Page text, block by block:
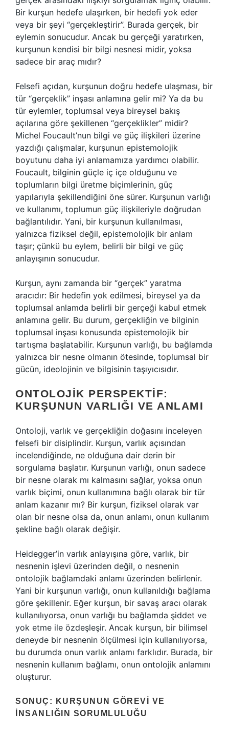
Bir kurşun hedefe ulaşırken, bir hedefi yok eder
veya bir şeyi “gerçekleştirir”. Burada gerçek, bir
eylemin sonucudur. Ancak bu gerçeği yaratırken,
kurşunun kendisi bir bilgi nesnesi midir, yoksa
sadece bir araç mıdır?
Felsefi açıdan, kurşunun doğru hedefe ulaşması, bir
tür “gerçeklik” inşası anlamına gelir mi? Ya da bu
tür eylemler, toplumsal veya bireysel bakış
açılarına göre şekillenen “gerçeklikler” midir?
Michel Foucault’nun bilgi ve güç ilişkileri üzerine
yazdığı çalışmalar, kurşunun epistemolojik
boyutunu daha iyi anlamamıza yardımcı olabilir.
Foucault, bilginin güçle iç içe olduğunu ve
toplumların bilgi üretme biçimlerinin, güç
yapılarıyla şekillendiğini öne sürer. Kurşunun varlığı
ve kullanımı, toplumun güç ilişkileriyle doğrudan
bağlantılıdır. Yani, bir kurşunun kullanılması,
yalnızca fiziksel değil, epistemolojik bir anlam
taşır; çünkü bu eylem, belirli bir bilgi ve güç
anlayışının sonucudur.
Kurşun, aynı zamanda bir “gerçek” yaratma
aracıdır: Bir hedefin yok edilmesi, bireysel ya da
toplumsal anlamda belirli bir gerçeği kabul etmek
anlamına gelir. Bu durum, gerçekliğin ve bilginin
toplumsal inşası konusunda epistemolojik bir
tartışma başlatabilir. Kurşunun varlığı, bu bağlamda
yalnızca bir nesne olmanın ötesinde, toplumsal bir
gücün, ideolojinin ve bilgisinin taşıyıcısıdır.
ONTOLOJIK PERSPEKTIF:
KURŞUNUN VARLIĞI VE ANLAMI
Ontoloji, varlık ve gerçekliğin doğasını inceleyen
felsefi bir disiplindir. Kurşun, varlık açısından
incelendiğinde, ne olduğuna dair derin bir
sorgulama başlatır. Kurşunun varlığı, onun sadece
bir nesne olarak mı kalmasını sağlar, yoksa onun
varlık biçimi, onun kullanımına bağlı olarak bir tür
anlam kazanır mı? Bir kurşun, fiziksel olarak var
olan bir nesne olsa da, onun anlamı, onun kullanım
şekline bağlı olarak değişir.
Heidegger’in varlık anlayışına göre, varlık, bir
nesnenin işlevi üzerinden değil, o nesnenin
ontolojik bağlamdaki anlamı üzerinden belirlenir.
Yani bir kurşunun varlığı, onun kullanıldığı bağlama
göre şekillenir. Eğer kurşun, bir savaş aracı olarak
kullanılıyorsa, onun varlığı bu bağlamda şiddet ve
yok etme ile özdeşleşir. Ancak kurşun, bir bilimsel
deneyde bir nesnenin ölçülmesi için kullanılıyorsa,
bu durumda onun varlık anlamı farklıdır. Burada, bir
nesnenin kullanım bağlamı, onun ontolojik anlamını
oluşturur.
SONUÇ: KURŞUNUN GÖREVI VE
İNSANLIĞIN SORUMLULUĞU